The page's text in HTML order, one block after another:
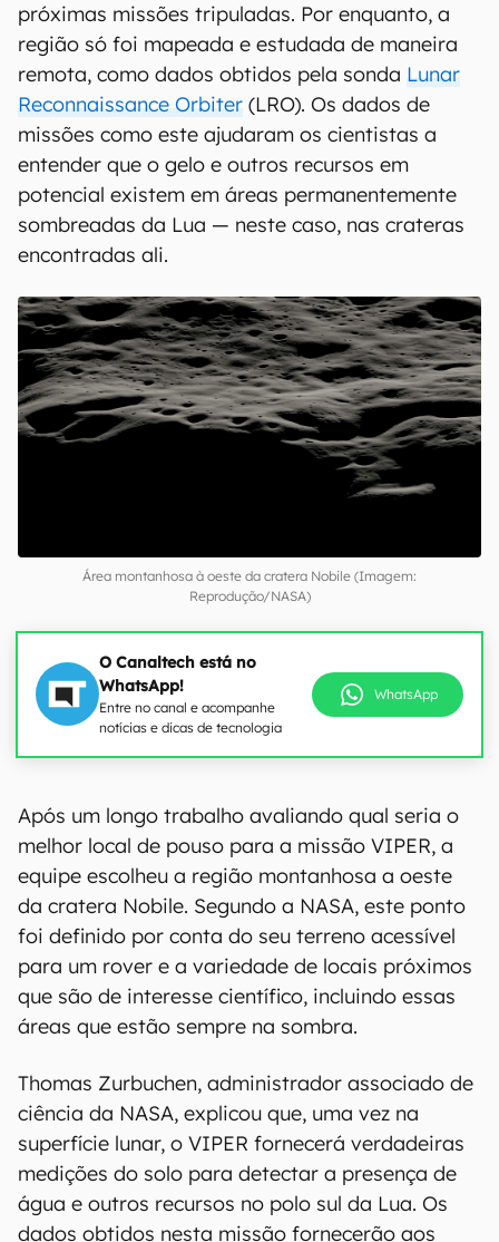
próximas missões tripuladas. Por enquanto, a
região só foi mapeada e estudada de maneira
remota, como dados obtidos pela sonda Lunar
Reconnaissance Orbiter (LRO). Os dados de
missões como este ajudaram os cientistas a
entender que o gelo e outros recursos em
potencial existem em áreas permanentemente
sombreadas da Lua — neste caso, nas crateras
encontradas ali.
Área montanhosa à oeste da cratera Nobile (Imagem:
Reprodução/NASA)
O Canaltech está no
WhatsApp!
Entre no canal e acompanhe
notícias e dicas de tecnologia
WhatsApp
00:00/20:46
Após um longo trabalho avaliando qual seria o
melhor local de pouso para a missão VIPER, a
equipe escolheu a região montanhosa a oeste
da cratera Nobile. Segundo a NASA, este ponto
foi definido por conta do seu terreno acessível
para um rover e a variedade de locais próximos